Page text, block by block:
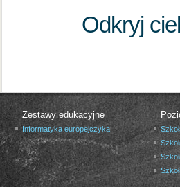
Odkryj
Zestawy edukacyjne
Informatyka europejczyka